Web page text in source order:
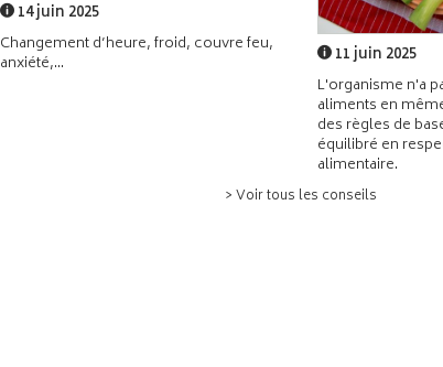
14 juin 2025
Changement d’heure, froid, couvre feu,
anxiété,...
11 juin 2025
L'organisme n'a
aliments en
des règles de
équilibré en
alimentaire.
> Voir tous les conseils